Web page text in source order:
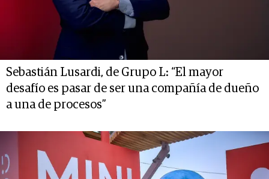
Sebastián Lusardi, de Grupo L: “El mayor
desafío es pasar de ser una compañía de dueño
a una de procesos”